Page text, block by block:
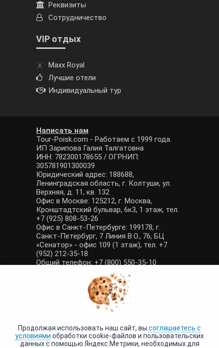
Реквизиты
Сотрудничество
VIP отдых
Maxx Royal
Лучшие отели
Индивидуальный тур
Написать нам
Tour-Poisk.com - Работаем с 1999 года.
ИП Зарипова Галия Талгатовна
ИНН: 782300178655 / ОГРНИП:
305781901300039
Юридический адрес: 188688,
Ленинградская область, г. Колтуши, ул.
Верхняя, д. 11, кв. 132
Офис в Москве: 125212, г. Москва,
Кронштадтский бульвар, 6к3, 1 этаж, тел.
+7 (925) 808-53-26
Офис в Санкт-Петербурге: 199178, г.
Санкт-Петербург, 7 Линия В.О., 76, БЦ
«Сенатор» - офис 109 (1 этаж), тел. +7
(952) 212-35-18
Общий телефон: +7 (800) 550-35-10
E-mail: manager@tour-poisk.com (общие
вопросы), admin@tour-poisk.com (жалобы)
Номер в Общероссийском реестре
туристических агентств: РТА 0003424
Политика конфиденциальности
Продолжая использовать наш сайт, вы соглашаетесь с
условиями обработки cookie-файлов и пользовательских
данных с помощью Яндекс.Метрики, необходимых для